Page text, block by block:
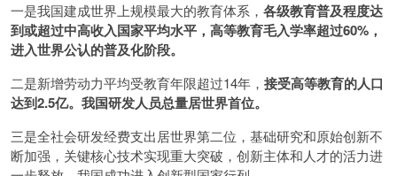
一是我国建成世界上规模最大的教育体系， 各级教育普及程度达
到或超过中高收入国家平均水平，高等教育毛入学率超过60%，
进入世界公认的普及化阶段。
二是新增劳动力平均受教育年限超过14年， 接受高等教育的人口
达到2.5亿。我国研发人员总量居世界首位。
三是全社会研发经费支出居世界第二位，基础研究和原始创新不
断加强，关键核心技术实现重大突破，创新主体和人才的活力进